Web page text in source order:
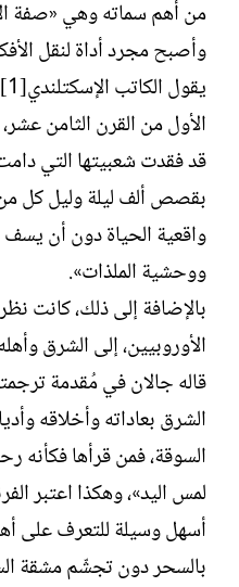
من أهم سماته وهي «صفة
وأصبح مجرد أداة لنقل
الأول من القرن الثامن
قد فقدت شعبيتها التي
بقصص ألف ليلة وليل كل
واقعية الحياة دون أن
ووحشية الملذات».
بالإضافة إلى ذلك، كانت
الأوروبيين، إلى الشرق
قاله جالان في مُقدمة
الشرق بعاداته وأخلاقه
السوقة، فمن قرأها فكأنه
لمس اليد»، وهكذا اعتبر
أسهل وسيلة للتعرف على
بالسحر دون تجشّم مشقة